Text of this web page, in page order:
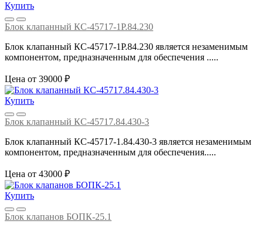
Купить
Блок клапанный КС-45717-1Р.84.230
Блок клапанный КС-45717-1Р.84.230 является незаменимым
компонентом, предназначенным для обеспечения .....
Цена от 39000 ₽
Купить
Блок клапанный КС-45717.84.430-3
Блок клапанный КС-45717-1.84.430-3 является незаменимым
компонентом, предназначенным для обеспечения.....
Цена от 43000 ₽
Купить
Блок клапанов БОПК-25.1